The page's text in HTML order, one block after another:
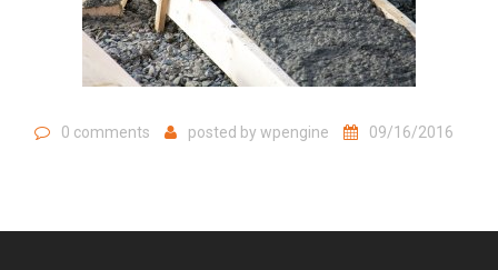
0 comments posted by wpengine 09/16/2016